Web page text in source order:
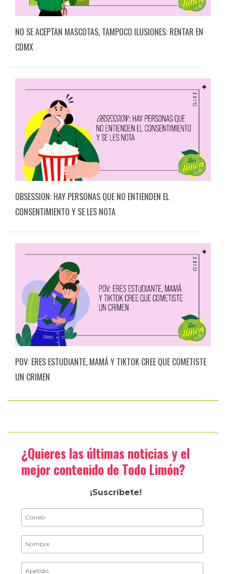
NO SE ACEPTAN MASCOTAS, TAMPOCO ILUSIONES: RENTAR EN
CDMX
OBSESSION: HAY PERSONAS QUE NO ENTIENDEN EL
CONSENTIMIENTO Y SE LES NOTA
POV: ERES ESTUDIANTE, MAMÁ Y TIKTOK CREE QUE COMETISTE
UN CRIMEN
¿Quieres las últimas noticias y el
mejor contenido de Todo Limón?
¡Suscríbete!